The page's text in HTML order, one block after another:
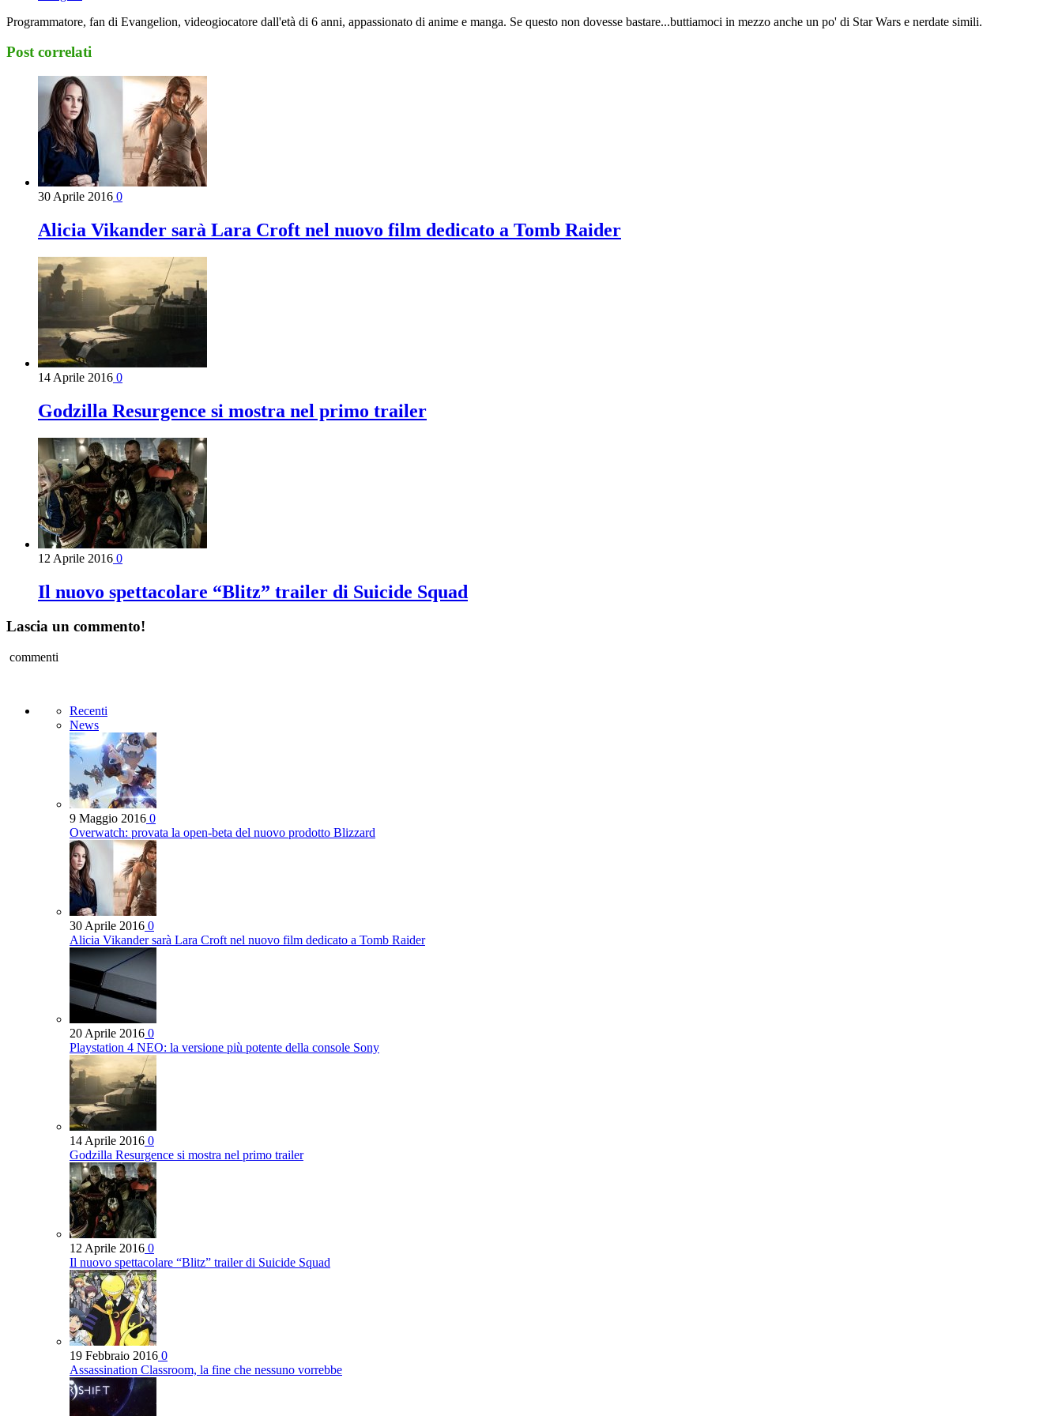
Programmatore, fan di Evangelion, videogiocatore dall'età di 6 anni, appassionato di anime e manga. Se questo non dovesse bastare...buttiamoci in mezzo anche un po' di Star Wars e nerdate simili.
Post correlati
30 Aprile 2016 0
Alicia Vikander sarà Lara Croft nel nuovo film dedicato a Tomb Raider
14 Aprile 2016 0
Godzilla Resurgence si mostra nel primo trailer
12 Aprile 2016 0
Il nuovo spettacolare “Blitz” trailer di Suicide Squad
Lascia un commento!
commenti
Recenti
News
9 Maggio 2016 0
Overwatch: provata la open-beta del nuovo prodotto Blizzard
30 Aprile 2016 0
Alicia Vikander sarà Lara Croft nel nuovo film dedicato a Tomb Raider
20 Aprile 2016 0
Playstation 4 NEO: la versione più potente della console Sony
14 Aprile 2016 0
Godzilla Resurgence si mostra nel primo trailer
12 Aprile 2016 0
Il nuovo spettacolare “Blitz” trailer di Suicide Squad
19 Febbraio 2016 0
Assassination Classroom, la fine che nessuno vorrebbe